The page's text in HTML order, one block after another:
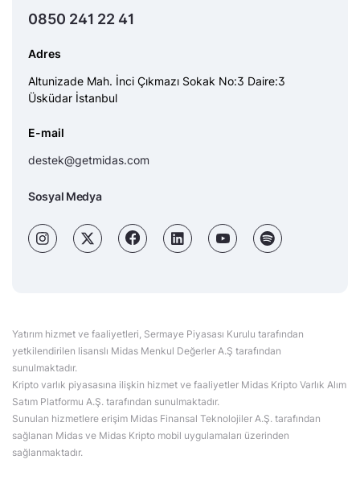
0850 241 22 41
Adres
Altunizade Mah. İnci Çıkmazı Sokak No:3 Daire:3
Üsküdar İstanbul
E-mail
destek@getmidas.com
Sosyal Medya
Yatırım hizmet ve faaliyetleri, Sermaye Piyasası Kurulu tarafından
yetkilendirilen lisanslı Midas Menkul Değerler A.Ş tarafından
sunulmaktadır.
Kripto varlık piyasasına ilişkin hizmet ve faaliyetler Midas Kripto Varlık Alım
Satım Platformu A.Ş. tarafından sunulmaktadır.
Sunulan hizmetlere erişim Midas Finansal Teknolojiler A.Ş. tarafından
sağlanan Midas ve Midas Kripto mobil uygulamaları üzerinden
sağlanmaktadır.